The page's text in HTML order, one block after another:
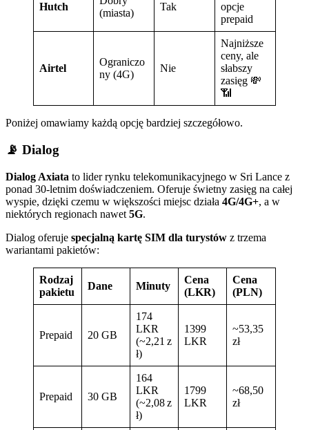
Hutch
(miasta)
Tak
opcje
prepaid
Airtel
Ograniczo
ny (4G)
Nie
Najniższe
ceny, ale
słabszy
zasięg 💸
📶
Poniżej omawiamy każdą opcję bardziej szczegółowo.
📡 Dialog
Dialog Axiata to lider rynku telekomunikacyjnego w Sri Lance z
ponad 30-letnim doświadczeniem. Oferuje świetny zasięg na całej
wyspie, dzięki czemu w większości miejsc działa 4G/4G+, a w
niektórych regionach nawet 5G.
Dialog oferuje specjalną kartę SIM dla turystów z trzema
wariantami pakietów:
Rodzaj
pakietu
Dane Minuty
Cena
(LKR)
Cena
(PLN)
Prepaid 20 GB
174
LKR
(~2,21 z
ł)
1399
LKR
~53,35
zł
Prepaid 30 GB
164
LKR
(~2,08 z
ł)
1799
LKR
~68,50
zł